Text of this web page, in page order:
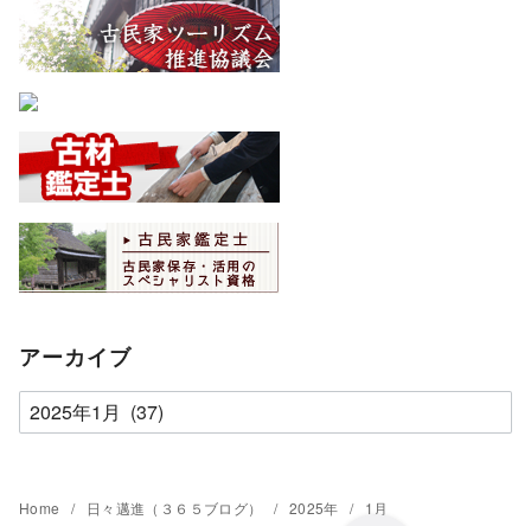
アーカイブ
ア
ー
イ
Home 日々邁進（３６５ブログ） 2025年 1月